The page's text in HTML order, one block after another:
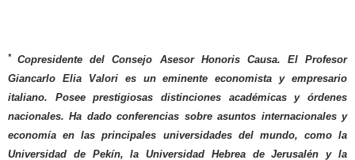
* Copresidente del Consejo Asesor Honoris Causa. El Profesor
Giancarlo Elia Valori es un eminente economista y empresario
italiano. Posee prestigiosas distinciones académicas y órdenes
nacionales. Ha dado conferencias sobre asuntos internacionales y
economía en las principales universidades del mundo, como la
Universidad de Pekín, la Universidad Hebrea de Jerusalén y la